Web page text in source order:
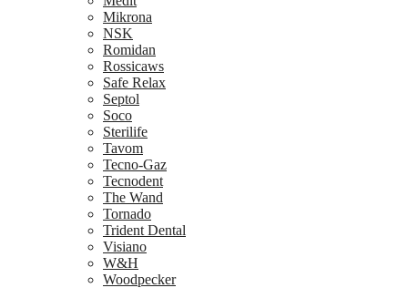
Mikrona
NSK
Romidan
Rossicaws
Safe Relax
Septol
Soco
Sterilife
Tavom
Tecno-Gaz
Tecnodent
The Wand
Tornado
Trident Dental
Visiano
W&H
Woodpecker